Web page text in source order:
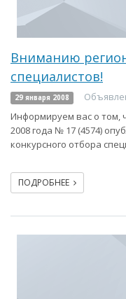
Вниманию
специалистов!
29 января 2008
Информируем вас о том,
2008 года № 17 (4574)
конкурсного отбора
ПОДРОБНЕЕ